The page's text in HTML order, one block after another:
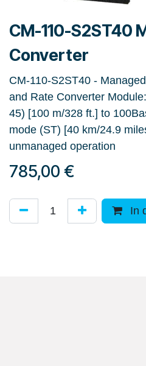
CM-110-S2ST40
Converter
CM-110-S2ST40 -
and Rate Converter
45) [100 m/328 ft.] to
mode (ST) [40 km/24.9
unmanaged operation
785,00 €
In